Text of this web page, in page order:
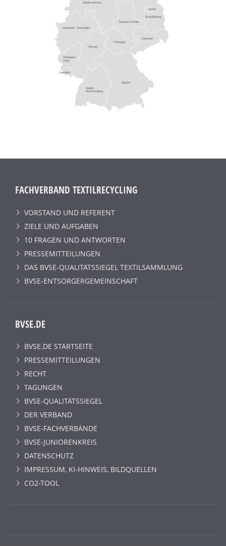
Baden
Württemberg
Bayern
Brandenburg
Hessen
Niedersachsen
Nordrhein- Westfalen
Rheinland -
Pfalz
Sachsen
Sachsen-Anhalt
Thüringen
Berlin
Saarland
FACHVERBAND TEXTILRECYCLING
VORSTAND UND REFERENT
ZIELE UND AUFGABEN
10 FRAGEN UND ANTWORTEN
PRESSEMITTEILUNGEN
DAS BVSE-QUALITÄTSSIEGEL TEXTILSAMMLUNG
BVSE-ENTSORGERGEMEINSCHAFT
BVSE.DE
BVSE.DE STARTSEITE
PRESSEMITTEILUNGEN
RECHT
TAGUNGEN
BVSE-QUALITÄTSSIEGEL
DER VERBAND
BVSE-FACHVERBÄNDE
BVSE-JUNIORENKREIS
DATENSCHUTZ
IMPRESSUM, KI-HINWEIS, BILDQUELLEN
CO2-TOOL